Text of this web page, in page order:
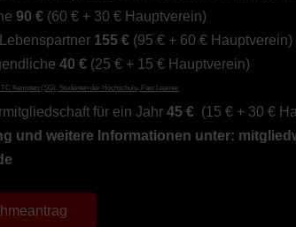
90 € (60 € + 30 € Hauptverein)
155 € (95 € + 60 € Hauptverein)
40 € (25 € + 15 € Hauptverein)
Kempten (SG), Studenten der Hochschule, Fast Learner
für ein Jahr 45 € (15 € + 30 €
und weitere Informationen unter: